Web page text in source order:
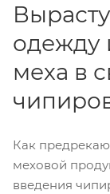
одежду
меха в
Как
меховой
введения